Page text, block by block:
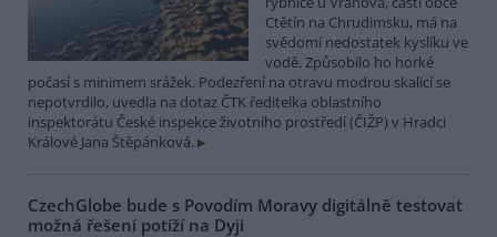
Ctětín na Chrudimsku, má na
svědomí nedostatek kyslíku ve
vodě. Způsobilo ho horké
počasí s minimem srážek. Podezření na otravu modrou skalicí se
nepotvrdilo, uvedla na dotaz ČTK ředitelka oblastního
inspektorátu České inspekce životního prostředí (ČIŽP) v Hradci
Králové Jana Štěpánková.
CzechGlobe bude s Povodím Moravy digitálně testovat
možná řešení potíží na Dyji